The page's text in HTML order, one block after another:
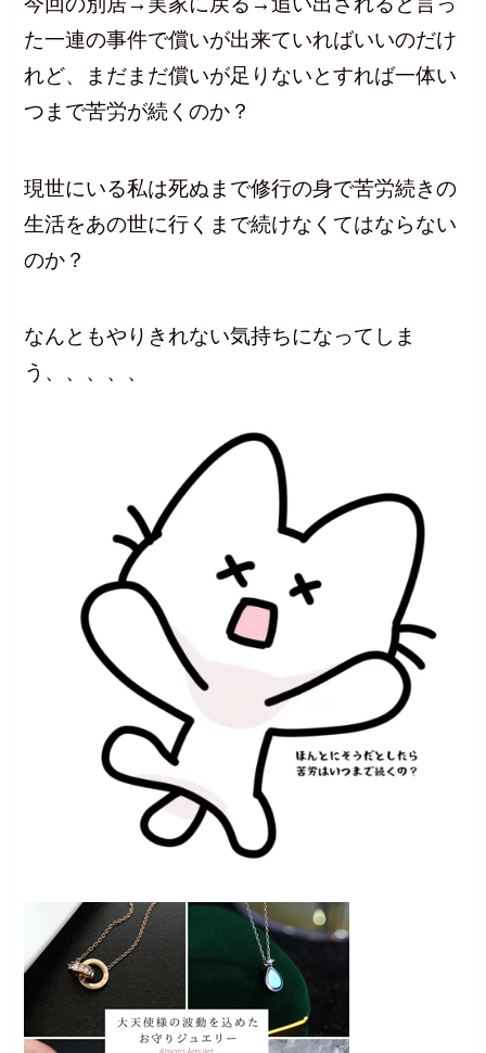
た一連の事件で償いが出来ていればいいのだけ
れど、まだまだ償いが足りないとすれば一体い
つまで苦労が続くのか？
現世にいる私は死ぬまで修行の身で苦労続きの
生活をあの世に行くまで続けなくてはならない
のか？
なんともやりきれない気持ちになってしま
う、、、、、